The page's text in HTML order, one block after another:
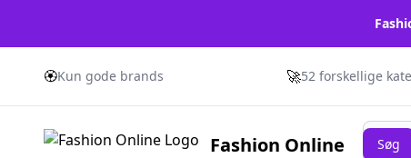
🏵️Kun gode brands 🚀52 forskellige
Fashion Online
Søg
Søg